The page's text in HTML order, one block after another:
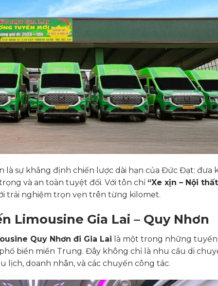
là sự khẳng định chiến lược dài hạn của Đức Đạt: đưa
và an toàn tuyệt đối. Với tôn chỉ “Xe xịn – Nội
trải nghiệm trọn vẹn trên từng kilomet.
Limousine Gia Lai – Quy Nhơn
Quy Nhơn đi Gia Lai là một trong những tuyến
biển miền Trung. Đây không chỉ là nhu cầu di
lịch, doanh nhân, và các chuyến công tác.